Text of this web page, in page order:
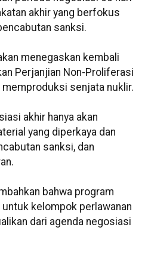
akhir yang berfokus
sanksi.
menegaskan kembali
Perjanjian Non-Proliferasi
senjata nuklir.
akhir hanya akan
yang diperkaya dan
sanksi, dan
bahwa program
kelompok perlawanan
dari agenda negosiasi